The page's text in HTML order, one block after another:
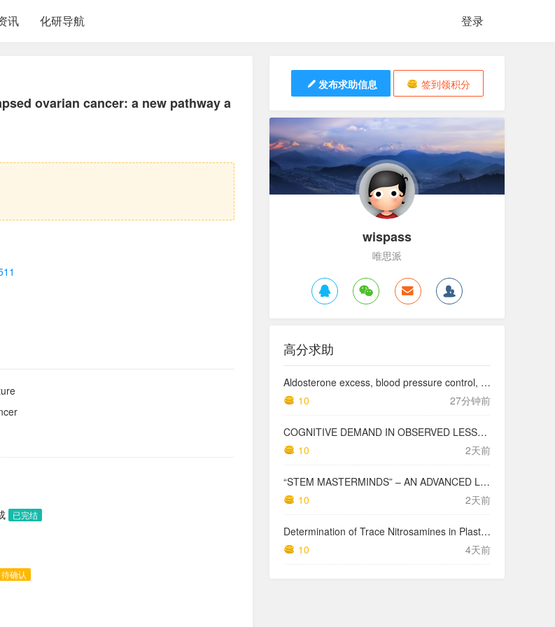
登录
讯 化研导航
ovarian cancer: a new pathway a
已完结
待确认
发布求助信息 签到领积分
wispass
唯思派
高分求助
Aldosterone excess, blood pressure control, and kidney outcomes in chronic kidney disease: findings from the Cardiovascular and Metabolic Disease Etiology Research Center-High Risk (CMERC-HI) Study
10
27分钟前
COGNITIVE DEMAND IN OBSERVED LESSONS AND NATIONAL TESTING COMPARED TO PISA MATHEMATICS RESULTS IN LATVIA
10
2天前
“STEM MASTERMINDS” – AN ADVANCED LEVEL INTEGRATED STEM CURRICULUM
10
2天前
Determination of Trace Nitrosamines in Plastic Pharmaceutical Packaging Materials
10
4天前